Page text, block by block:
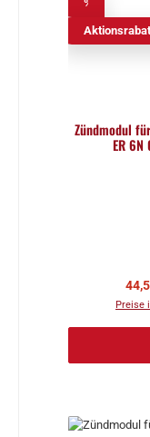
Zündmodul
ER
Preise